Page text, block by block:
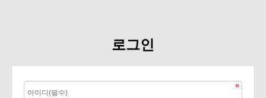
로그인